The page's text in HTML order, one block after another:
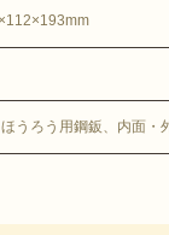
うろう用鋼鈑、内面・